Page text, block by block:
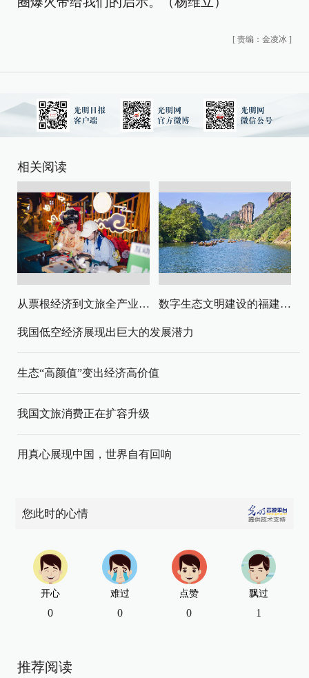
[ 责编：金凌冰 ]
相关阅读
从票根经济到文旅全产业链升级 数字生态文明建设的福建路径与启示
我国低空经济展现出巨大的发展潜力
生态“高颜值”变出经济高价值
我国文旅消费正在扩容升级
用真心展现中国，世界自有回响
您此时的心情
开心
0
难过
0
点赞
0
飘过
1
推荐阅读